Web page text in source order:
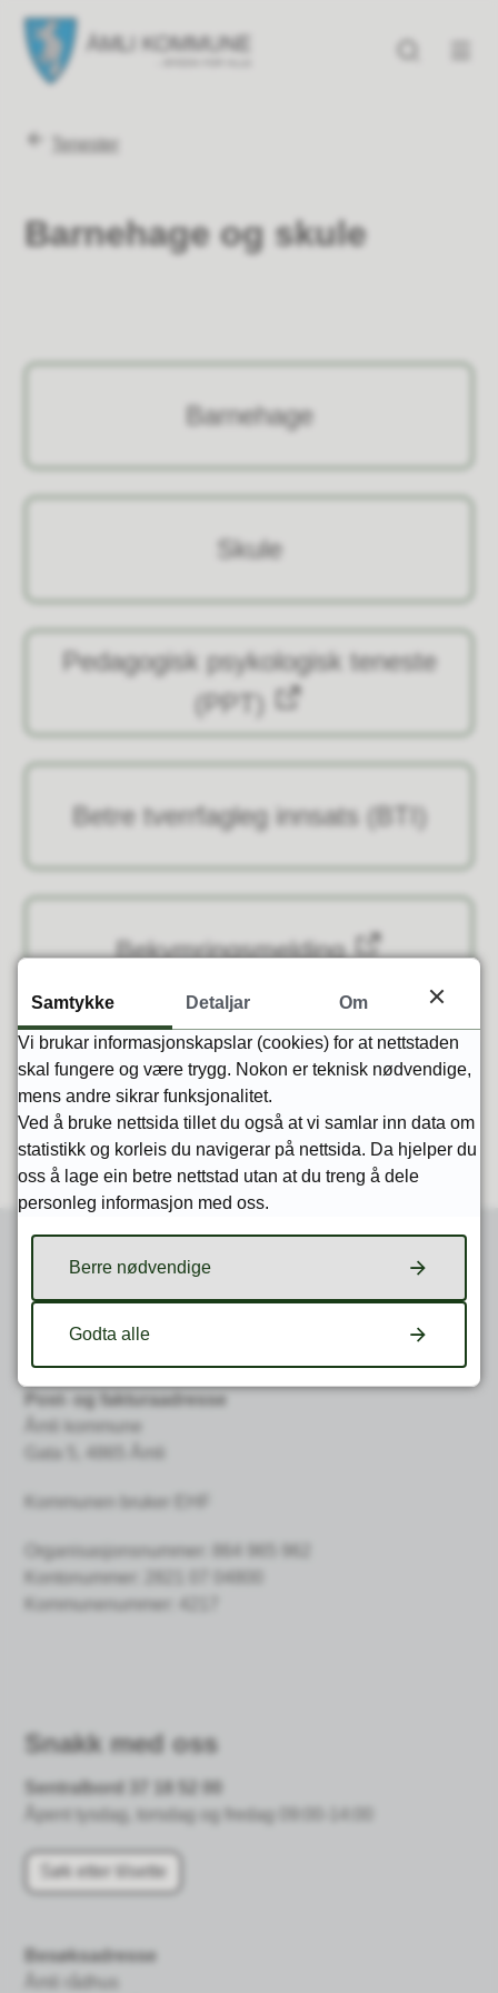
Åmli kommune
Du er her:
Tenester
Barnehage og skule
Barnehage
Skule
Pedagogisk psykologisk teneste
(PPT)
Betre tverrfagleg innsats (BTI)
Bekymringsmelding
Privat heimeundervisning
Skriv til oss
Post- og fakturaadresse
Åmli kommune
Gata 5, 4865 Åmli
Kommunen bruker EHF
Organisasjonsnummer: 864 965 962
Kontonummer:
Kommunenummer: 4217
Snakk med oss
Sentralbord 37 18 52 00
Åpent tysdag, torsdag og fredag 09:00-14:00
Søk etter tilsette
Besøksadresse
Åmli rådhus
Samtykke Detaljar Om
Vi brukar informasjonskapslar (cookies) for at nettstaden
skal fungere og være trygg. Nokon er teknisk nødvendige,
mens andre sikrar funksjonalitet.
Ved å bruke nettsida tillet du også at vi samlar inn data om
statistikk og korleis du navigerar på nettsida. Da hjelper du
oss å lage ein betre nettstad utan at du treng å dele
personleg informasjon med oss.
Berre nødvendige
Godta alle